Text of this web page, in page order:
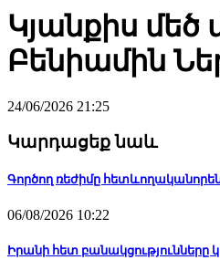
Կյանքիս մեծ
Բենիամին
24/06/2026 21:25
Կարդացեք նաև
Գործող ռեժիմը
06/08/2026 10:22
Իրանի հետ բանակցությունները